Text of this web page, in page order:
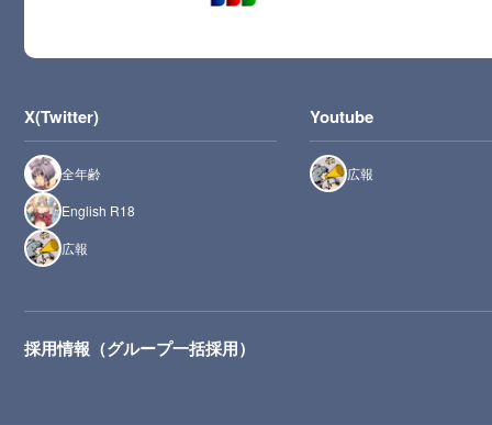
X(Twitter)
全年齢
English R18
広報
Youtube
広報
採用情報（グループ一括採用）